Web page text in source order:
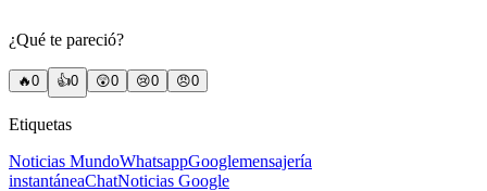
¿Qué te pareció?
🔥0 👍0 😲0 😢0 😠0
Etiquetas
Noticias MundoWhatsappGooglemensajería
instantáneaChatNoticias Google